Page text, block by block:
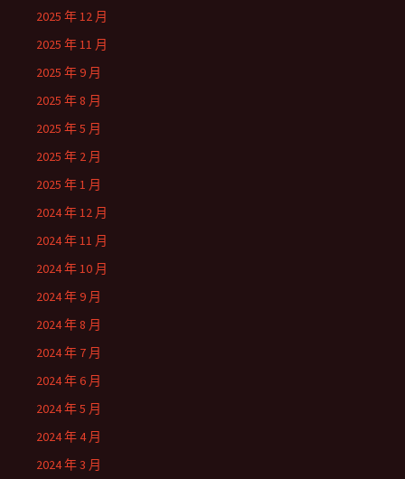
2025 年 12 月
2025 年 11 月
2025 年 9 月
2025 年 8 月
2025 年 5 月
2025 年 2 月
2025 年 1 月
2024 年 12 月
2024 年 11 月
2024 年 10 月
2024 年 9 月
2024 年 8 月
2024 年 7 月
2024 年 6 月
2024 年 5 月
2024 年 4 月
2024 年 3 月